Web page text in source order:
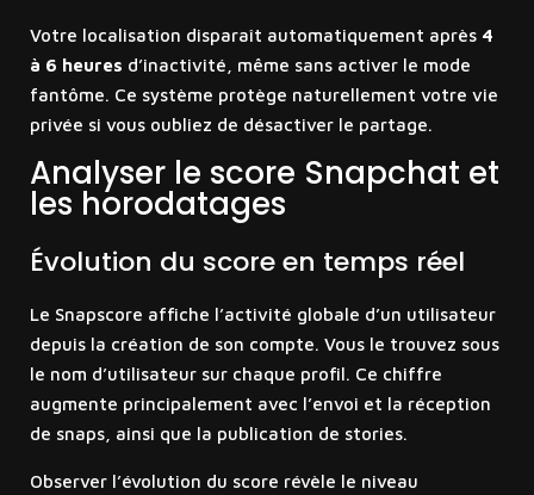
Votre localisation disparaît automatiquement après 4
à 6 heures d’inactivité, même sans activer le mode
fantôme. Ce système protège naturellement votre vie
privée si vous oubliez de désactiver le partage.
Analyser le score Snapchat et
les horodatages
Évolution du score en temps réel
Le Snapscore affiche l’activité globale d’un utilisateur
depuis la création de son compte. Vous le trouvez sous
le nom d’utilisateur sur chaque profil. Ce chiffre
augmente principalement avec l’envoi et la réception
de snaps, ainsi que la publication de stories.
Observer l’évolution du score révèle le niveau